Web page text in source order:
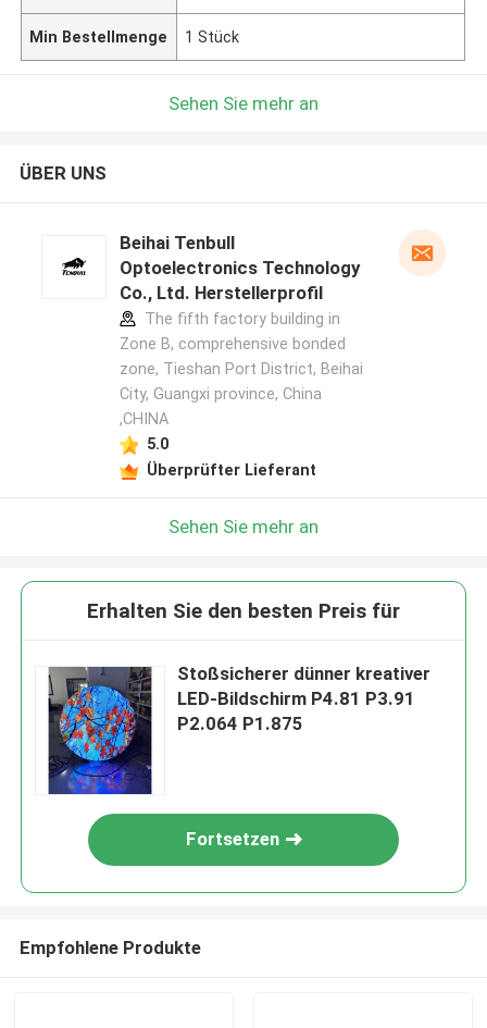
Min Bestellmenge 1 Stück
Sehen Sie mehr an
ÜBER UNS
Beihai Tenbull
Optoelectronics Technology
Co., Ltd. Herstellerprofil
The fifth factory building in
Zone B, comprehensive bonded
zone, Tieshan Port District, Beihai
City, Guangxi province, China
,CHINA
5.0
Überprüfter Lieferant
Sehen Sie mehr an
Erhalten Sie den besten Preis für
Stoßsicherer dünner kreativer
LED-Bildschirm P4.81 P3.91
P2.064 P1.875
Fortsetzen
Empfohlene Produkte